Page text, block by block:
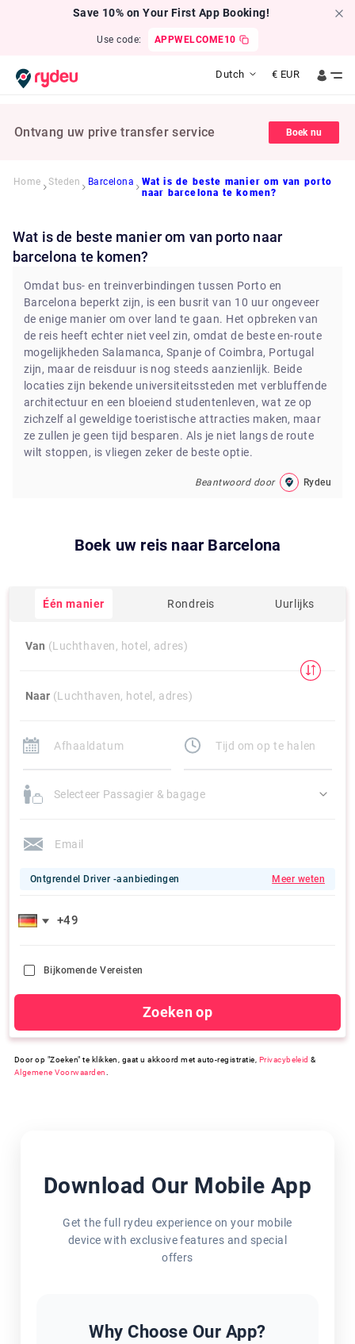
Save 10% on Your First App Booking!
Use code: APPWELCOME10
Dutch € EUR
Ontvang uw prive transfer service Boek nu
Home Steden Barcelona
Wat is de beste manier om van porto
naar barcelona te komen?
Wat is de beste manier om van porto naar
barcelona te komen?
Omdat bus- en treinverbindingen tussen Porto en
Barcelona beperkt zijn, is een busrit van 10 uur ongeveer
de enige manier om over land te gaan. Het opbreken van
de reis heeft echter niet veel zin, omdat de beste en-route
mogelijkheden Salamanca, Spanje of Coimbra, Portugal
zijn, maar de reisduur is nog steeds aanzienlijk. Beide
locaties zijn bekende universiteitssteden met verbluffende
architectuur en een bloeiend studentenleven, wat ze op
zichzelf al geweldige toeristische attracties maken, maar
ze zullen je geen tijd besparen. Als je niet langs de route
wilt stoppen, is vliegen zeker de beste optie.
Beantwoord door Rydeu
Boek uw reis naar Barcelona
Één manier Rondreis Uurlijks
Van (Luchthaven, hotel, adres)
Naar (Luchthaven, hotel, adres)
Selecteer Passagier & bagage
Ontgrendel Driver -aanbiedingen Meer weten
Bijkomende Vereisten
Zoeken op
Door op "Zoeken" te klikken, gaat u akkoord met auto-registratie, Privacybeleid &
Algemene Voorwaarden
Download Our Mobile App
Get the full rydeu experience on your mobile
device with exclusive features and special
offers
Why Choose Our App?